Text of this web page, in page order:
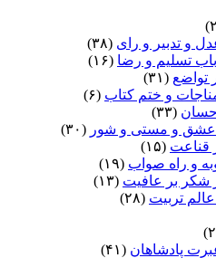
و تدبیر و رای (۳۸)
تسلیم و رضا (۱۶)
تواضع (۳۱)
و ختم کتاب (۶)
(۳۳)
عشق و مستی و شور (۳۰)
قناعت (۱۵)
و راه صواب (۱۹)
شکر بر عافیت (۱۳)
تربیت (۲۸)
پادشاهان (۴۱)